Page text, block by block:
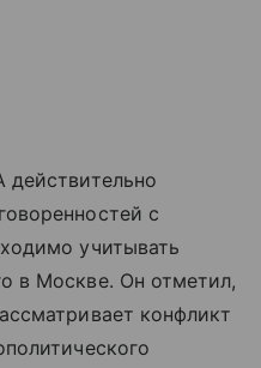
с
учитывать
в Москве. Он отметил,
конфликт